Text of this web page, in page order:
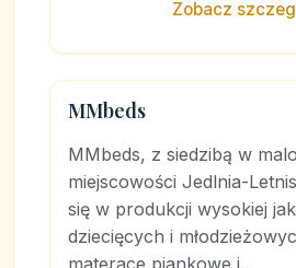
Zobacz
MMbeds
MMbeds, z siedzibą w
miejscowości Jedlnia-
się w produkcji wysokiej
dziecięcych i
materace piankowe i...